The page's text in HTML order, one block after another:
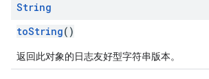
String
toString()
返回此对象的日志友好型字符串版本。